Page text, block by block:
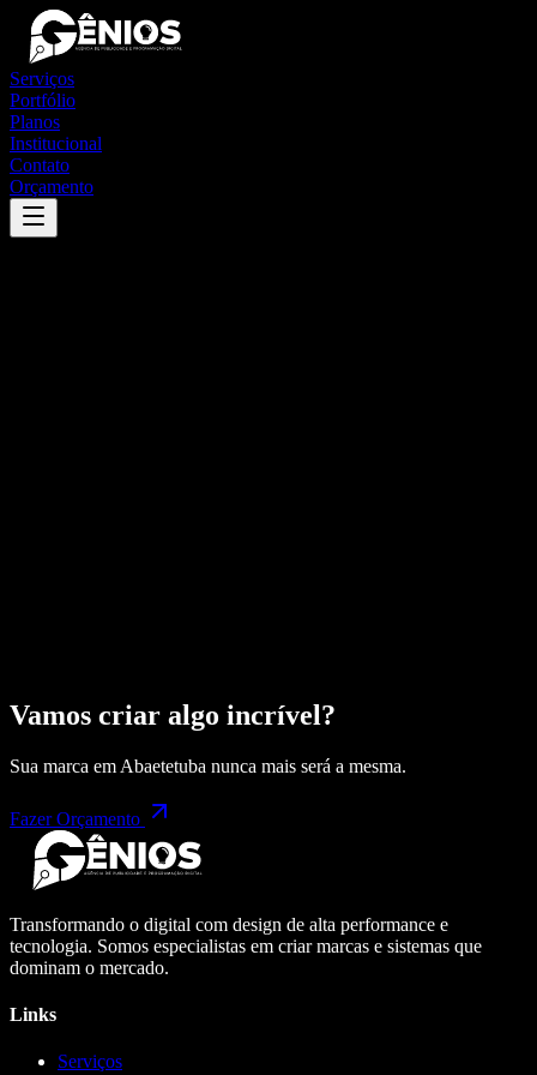
Serviços
Portfólio
Planos
Institucional
Contato
Orçamento
Vamos criar algo incrível?
Sua marca em Abaetetuba nunca mais será a mesma.
Fazer Orçamento
Transformando o digital com design de alta performance e
tecnologia. Somos especialistas em criar marcas e sistemas que
dominam o mercado.
Links
Serviços